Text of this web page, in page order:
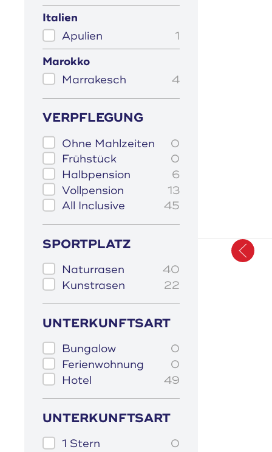
Italien
Apulien
1
Marokko
Marrakesch
4
VERPFLEGUNG
Ohne Mahlzeiten
0
Frühstück
0
Halbpension
6
Vollpension
13
All Inclusive
45
SPORTPLATZ
Naturrasen
40
Kunstrasen
22
UNTERKUNFTSART
Bungalow
0
Ferienwohnung
0
Hotel
49
UNTERKUNFTSART
1 Stern
0